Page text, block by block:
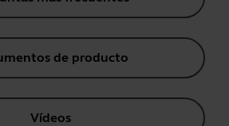
de producto
Vídeos